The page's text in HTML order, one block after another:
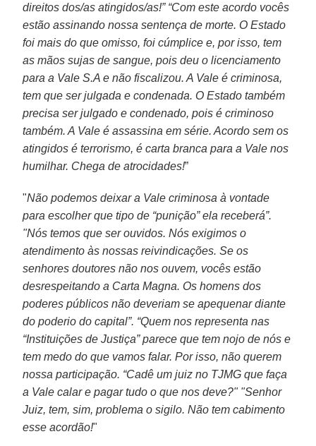
direitos dos/as atingidos/as!” “Com este acordo vocês
estão assinando nossa sentença de morte. O Estado
foi mais do que omisso, foi cúmplice e, por isso, tem
as mãos sujas de sangue, pois deu o licenciamento
para a Vale S.A e não fiscalizou. A Vale é criminosa,
tem que ser julgada e condenada. O Estado também
precisa ser julgado e condenado, pois é criminoso
também. A Vale é assassina em série. Acordo sem os
atingidos é terrorismo, é carta branca para a Vale nos
humilhar. Chega de atrocidades!”
"Não podemos deixar a Vale criminosa à vontade
para escolher que tipo de “punição” ela receberá”.
"Nós temos que ser ouvidos. Nós exigimos o
atendimento às nossas reivindicações. Se os
senhores doutores não nos ouvem, vocês estão
desrespeitando a Carta Magna. Os homens dos
poderes públicos não deveriam se apequenar diante
do poderio do capital”. “Quem nos representa nas
“Instituições de Justiça” parece que tem nojo de nós e
tem medo do que vamos falar. Por isso, não querem
nossa participação. “Cadê um juiz no TJMG que faça
a Vale calar e pagar tudo o que nos deve?" "Senhor
Juiz, tem, sim, problema o sigilo. Não tem cabimento
esse acordão!"